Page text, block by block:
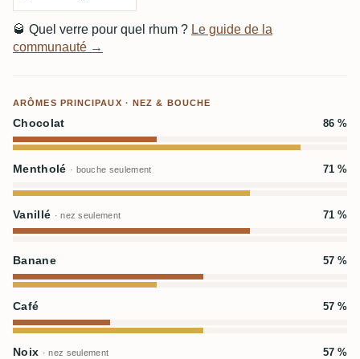
🥃 Quel verre pour quel rhum ? Le guide de la
communauté →
ARÔMES PRINCIPAUX · NEZ & BOUCHE
Chocolat 86 %
Mentholé · bouche seulement 71 %
Vanillé · nez seulement 71 %
Banane 57 %
Café 57 %
Noix · nez seulement 57 %